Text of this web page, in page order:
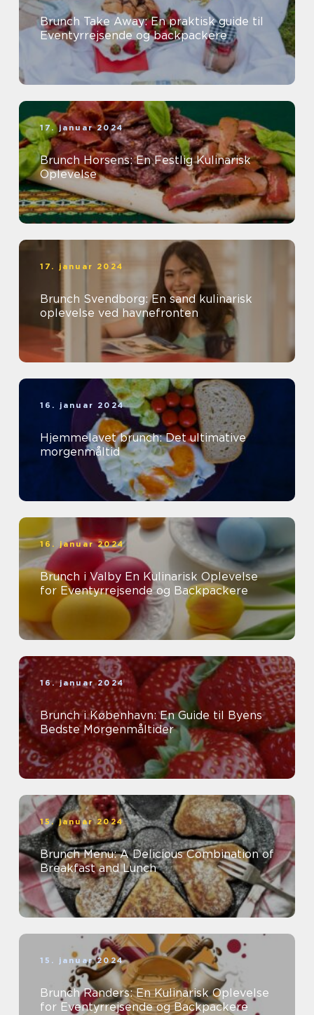
Brunch Take Away: En praktisk guide til
Eventyrrejsende og backpackere
17. januar 2024
Brunch Horsens: En Festlig Kulinarisk
Oplevelse
17. januar 2024
Brunch Svendborg: En sand kulinarisk
oplevelse ved havnefronten
16. januar 2024
Hjemmelavet brunch: Det ultimative
morgenmåltid
16. januar 2024
Brunch i Valby En Kulinarisk Oplevelse
for Eventyrrejsende og Backpackere
16. januar 2024
Brunch i København: En Guide til Byens
Bedste Morgenmåltider
15. januar 2024
Brunch Menu: A Delicious Combination of
Breakfast and Lunch
15. januar 2024
Brunch Randers: En Kulinarisk Oplevelse
for Eventyrrejsende og Backpackere